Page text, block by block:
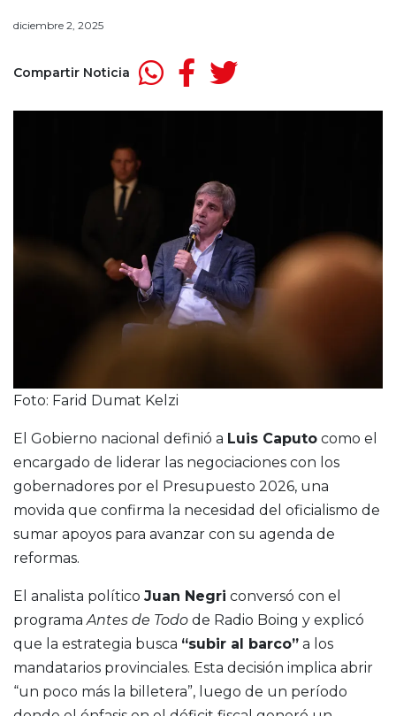
diciembre 2, 2025
Compartir Noticia
Foto: Farid Dumat Kelzi
El Gobierno nacional definió a Luis Caputo como el
encargado de liderar las negociaciones con los
gobernadores por el Presupuesto 2026, una
movida que confirma la necesidad del oficialismo de
sumar apoyos para avanzar con su agenda de
reformas.
El analista político Juan Negri conversó con el
programa Antes de Todo de Radio Boing y explicó
que la estrategia busca “subir al barco” a los
mandatarios provinciales. Esta decisión implica abrir
“un poco más la billetera”, luego de un período